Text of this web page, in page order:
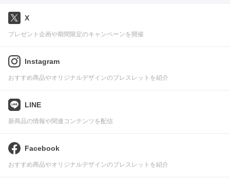
X
プレゼント企画や期間限定のキャンペーンを開催
Instagram
おすすめ商品やオリジナルデザインのブレスレットを紹介
LINE
新商品の情報や関連コンテンツを配信
Facebook
おすすめ商品やオリジナルデザインのブレスレットを紹介